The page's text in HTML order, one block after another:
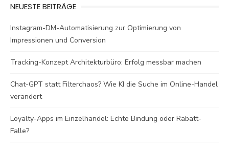
NEUESTE BEITRÄGE
Instagram-DM-Automatisierung zur Optimierung von
Impressionen und Conversion
Tracking-Konzept Architekturbüro: Erfolg messbar machen
Chat-GPT statt Filterchaos? Wie KI die Suche im Online-Handel
verändert
Loyalty-Apps im Einzelhandel: Echte Bindung oder Rabatt-
Falle?